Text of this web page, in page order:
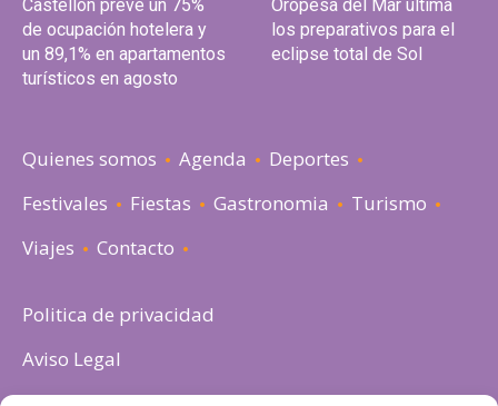
Castellón prevé un 75%
de ocupación hotelera y
un 89,1% en apartamentos
turísticos en agosto
Oropesa del Mar ultima
los preparativos para el
eclipse total de Sol
Quienes somos Agenda
Deportes
Festivales
Fiestas Gastronomia
Turismo
Viajes
Contacto
Politica de privacidad
Aviso Legal